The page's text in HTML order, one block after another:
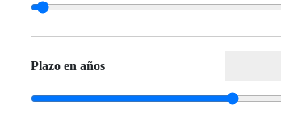
Plazo en años